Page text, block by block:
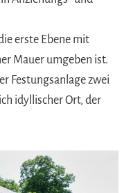
erste Ebene mit
Mauer umgeben ist.
Festungsanlage zwei
idyllischer Ort, der